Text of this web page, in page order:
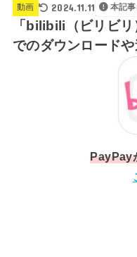
動画 2024.11.11 本記
「bilibili（ビリビ
でのダウンロード
PayPay